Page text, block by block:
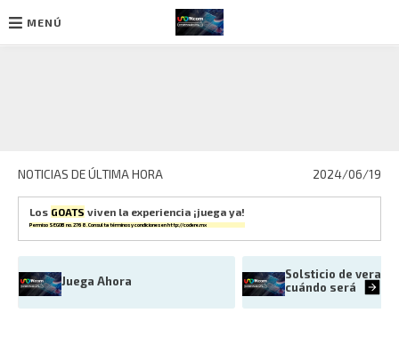
MENÚ
NOTICIAS DE ÚLTIMA HORA 2024/06/19
Los GOATS viven la experiencia ¡juega ya!
Permiso SEGOB no. 2768. Consulta términos y condiciones enhttp://codere.mx
Juega Ahora
Solsticio de
cuándo será